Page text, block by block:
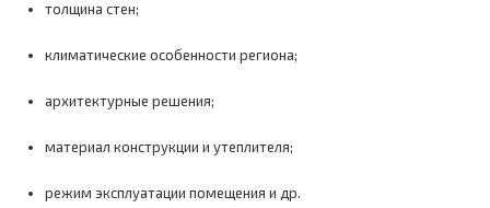
толщина стен;
климатические особенности региона;
архитектурные решения;
материал конструкции и утеплителя;
режим эксплуатации помещения и др.